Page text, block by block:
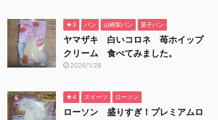
★3 パン 山崎製パン 菓子パン
ヤマザキ 白いコロネ 苺ホイップ
クリーム 食べてみました。
2026/1/28
★4 スイーツ ローソン
ローソン 盛りすぎ！プレミアムロ